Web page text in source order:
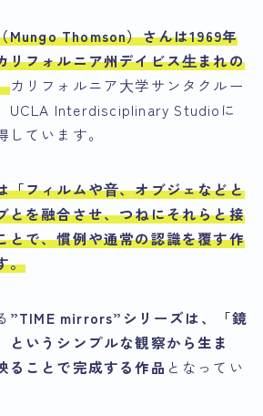
Mungo Thomson）さんは1969年
リフォルニア州デイビス⽣まれの
カリフォルニア⼤学サンタクルー
UCLA Interdisciplinary Studioに
ています。
「フィルムや⾳、オブジェなどと
とを融合させ、つねにそれらと接
とで、慣例や通常の認識を覆す作
。
”TIME mirrors”シリーズは、「鏡
というシンプルな観察から生ま
ることで完成する作品 となってい